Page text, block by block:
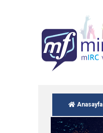
Anasayfa